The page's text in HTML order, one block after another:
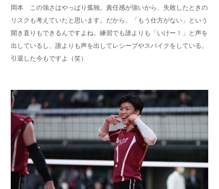
岡本 この強さはやっぱり孤独。責任感が強いから、失敗したときの
リスクも考えていたと思います。だから、「もう仕方がない」という
開き直りもできるんですよね。練習でも誰よりも「いけー！」と声を
出しているし、誰よりも声を出してレシーブやスパイクをしている。
引退した今もですよ（笑）